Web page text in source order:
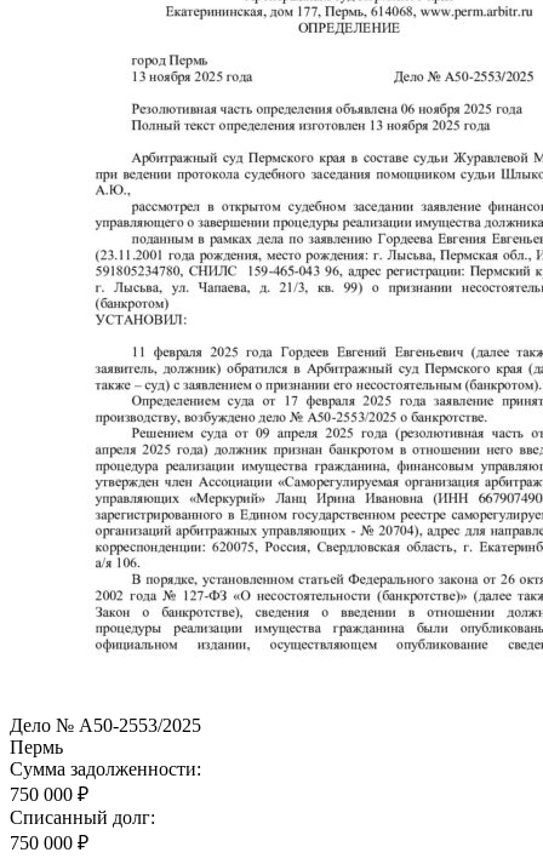
Дело № А50-2553/2025
Пермь
Сумма задолженности:
750 000 ₽
Списанный долг:
750 000 ₽